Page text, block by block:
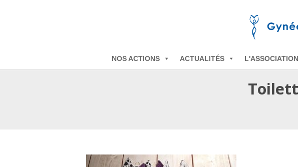
L'ASSOCIATION
NOS ACTIONS ACTUALITÉS